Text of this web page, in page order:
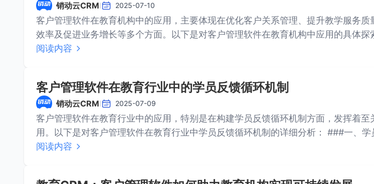
销动云CRMI 2025-07-10
客户管理软件在教育机构中的应用，主要体现在优化客户关系管理、提升教学服务质
效率及促进业务增长等多个方面。以下是对客户管理软件在教育机构中应用的具体探索： ###
···
阅读内容
客户管理软件在教育行业中的学员反馈循环机制
销动云CRMI 2025-07-09
客户管理软件在教育行业中的应用，特别是在构建学员反馈循环机制方面，发挥着至
用。以下是对客户管理软件在教育行业中学员反馈循环机制的详细分析： ###一、学员反馈循环机
制···
阅读内容